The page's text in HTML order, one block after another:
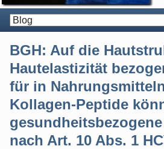
BGH: Auf die
Hautelastizität
für in
Kollagen-Peptide
nach Art. 10 Abs. 1